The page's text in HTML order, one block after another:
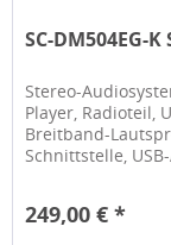
SC-DM504EG-
Stereo-
Player, Radioteil,
Breitband-
Schnittstelle,
249,00 € *